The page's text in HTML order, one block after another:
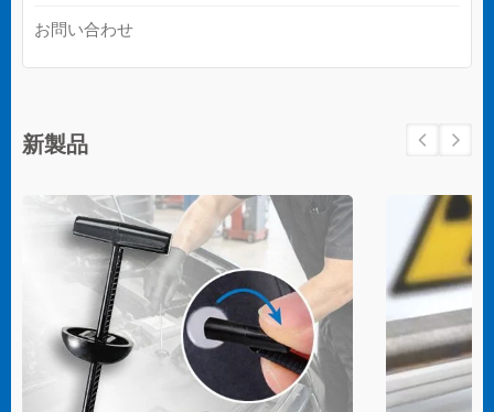
お問い合わせ
新製品